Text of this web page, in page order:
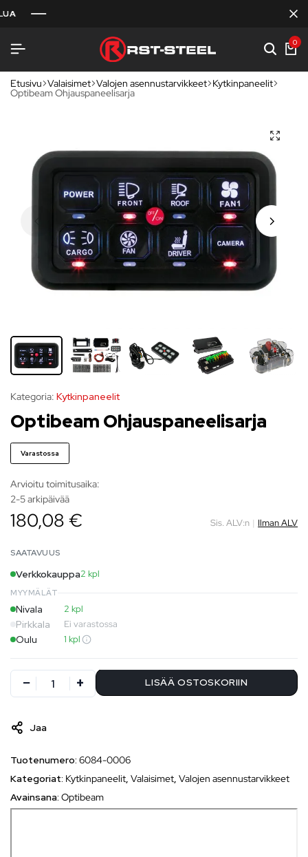
0
Etusivu Valaisimet Valojen asennustarvikkeet Kytkinpaneelit
Optibeam Ohjauspaneelisarja
Kategoria: Kytkinpaneelit
Optibeam Ohjauspaneelisarja
Varastossa
Arvioitu toimitusaika:
2-5 arkipäivää
180,08 € Sis. ALV:n | Ilman ALV
SAATAVUUS
Verkkokauppa2 kpl
MYYMÄLÄT
Nivala 2 kpl
Pirkkala Ei varastossa
Oulu 1 kpl
LISÄÄ OSTOSKORIIN
Jaa
Tuotenumero: 6084-0006
Kategoriat: Kytkinpaneelit, Valaisimet, Valojen asennustarvikkeet
Avainsana: Optibeam